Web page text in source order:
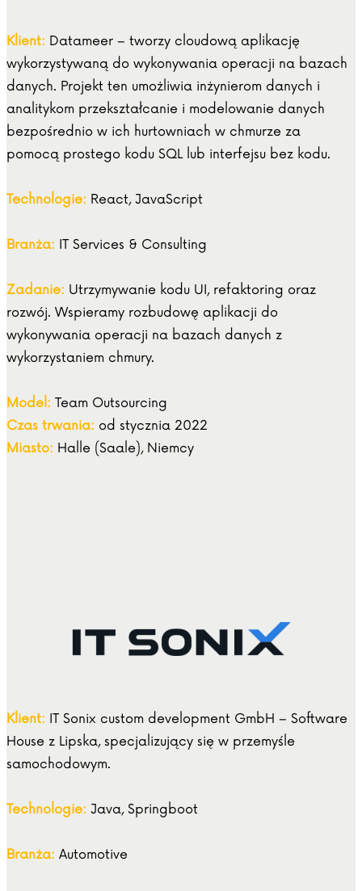
Klient: Datameer – tworzy cloudową aplikację
wykorzystywaną do wykonywania operacji na bazach
danych. Projekt ten umożliwia inżynierom danych i
analitykom przekształcanie i modelowanie danych
bezpośrednio w ich hurtowniach w chmurze za
pomocą prostego kodu SQL lub interfejsu bez kodu.
Technologie: React, JavaScript
Branża: IT Services & Consulting
Zadanie: Utrzymywanie kodu UI, refaktoring oraz
rozwój. Wspieramy rozbudowę aplikacji do
wykonywania operacji na bazach danych z
wykorzystaniem chmury.
Model: Team Outsourcing
Czas trwania: od stycznia 2022
Miasto: Halle (Saale), Niemcy
Klient: IT Sonix custom development GmbH – Software
House z Lipska, specjalizujący się w przemyśle
samochodowym.
Technologie: Java, Springboot
Branża: Automotive